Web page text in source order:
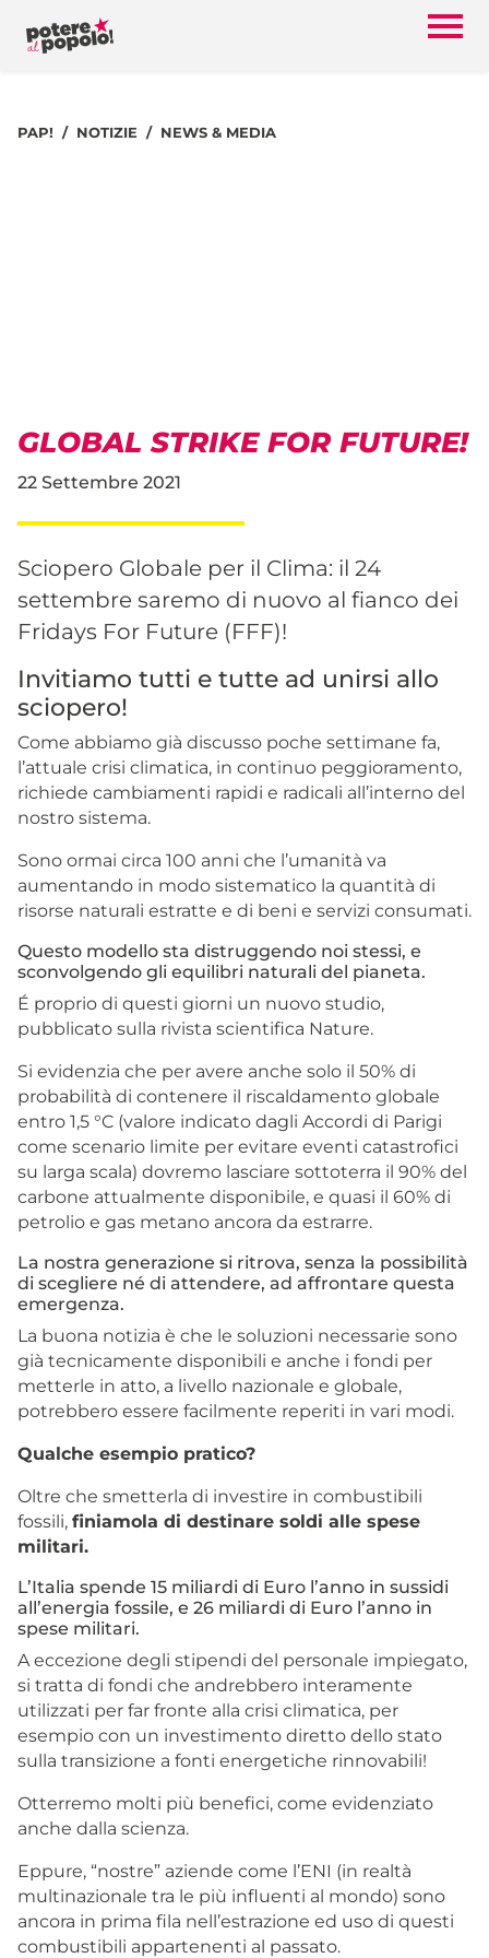
PAP! NOTIZIE NEWS & MEDIA
GLOBAL STRIKE FOR FUTURE!
22 Settembre 2021
Sciopero Globale per il Clima: il 24
settembre saremo di nuovo al fianco dei
Fridays For Future (FFF)!
Invitiamo tutti e tutte ad unirsi allo
sciopero!
Come abbiamo già discusso poche settimane fa,
l’attuale crisi climatica, in continuo peggioramento,
richiede cambiamenti rapidi e radicali all’interno del
nostro sistema.
Sono ormai circa 100 anni che l’umanità va
aumentando in modo sistematico la quantità di
risorse naturali estratte e di beni e servizi consumati.
Questo modello sta distruggendo noi stessi, e
sconvolgendo gli equilibri naturali del pianeta.
É proprio di questi giorni un nuovo studio,
pubblicato sulla rivista scientifica Nature.
Si evidenzia che per avere anche solo il 50% di
probabilità di contenere il riscaldamento globale
entro 1,5 °C (valore indicato dagli Accordi di Parigi
come scenario limite per evitare eventi catastrofici
su larga scala) dovremo lasciare sottoterra il 90% del
carbone attualmente disponibile, e quasi il 60% di
petrolio e gas metano ancora da estrarre.
La nostra generazione si ritrova, senza la possibilità
di scegliere né di attendere, ad affrontare questa
emergenza.
La buona notizia è che le soluzioni necessarie sono
già tecnicamente disponibili e anche i fondi per
metterle in atto, a livello nazionale e globale,
potrebbero essere facilmente reperiti in vari modi.
Qualche esempio pratico?
Oltre che smetterla di investire in combustibili
fossili, finiamola di destinare soldi alle spese
militari.
L’Italia spende 15 miliardi di Euro l’anno in sussidi
all’energia fossile, e 26 miliardi di Euro l’anno in
spese militari.
A eccezione degli stipendi del personale impiegato,
si tratta di fondi che andrebbero interamente
utilizzati per far fronte alla crisi climatica, per
esempio con un investimento diretto dello stato
sulla transizione a fonti energetiche rinnovabili!
Otterremo molti più benefici, come evidenziato
anche dalla scienza.
Eppure, “nostre” aziende come l’ENI (in realtà
multinazionale tra le più influenti al mondo) sono
ancora in prima fila nell’estrazione ed uso di questi
combustibili appartenenti al passato.